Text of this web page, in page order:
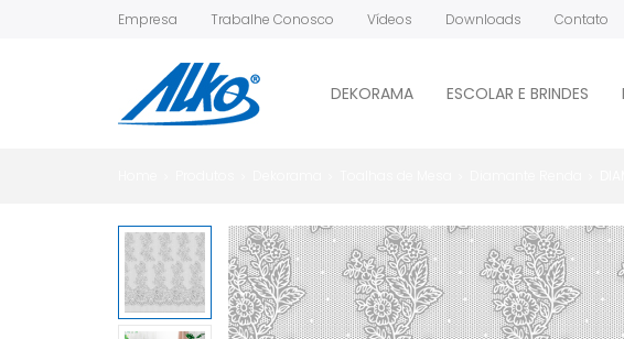
Empresa Trabalhe Conosco Vídeos Downloads Contato
DEKORAMA ESCOLAR E BRINDES